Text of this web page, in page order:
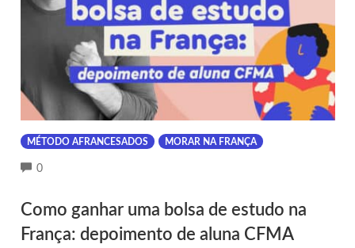
MÉTODO AFRANCESADOS MORAR NA FRANÇA
0COMMENTS
Como ganhar uma bolsa de estudo na
França: depoimento de aluna CFMA